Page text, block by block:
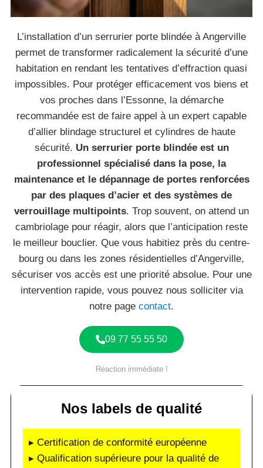
L’installation d’un serrurier porte blindée à Angerville
permet de transformer radicalement la sécurité d’une
habitation en rendant les tentatives d’effraction quasi
impossibles. Pour protéger efficacement vos biens et
vos proches dans l’Essonne, la démarche
recommandée est de faire appel à un expert capable
d’allier blindage structurel et cylindres de haute
sécurité. Un serrurier porte blindée est un
professionnel spécialisé dans la pose, la
maintenance et le dépannage de portes renforcées
par des plaques d’acier et des systèmes de
verrouillage multipoints. Trop souvent, on attend un
cambriolage pour réagir, alors que l’anticipation reste
le meilleur bouclier. Que vous habitiez près du centre-
bourg ou dans les zones résidentielles d’Angerville,
sécuriser vos accès est une priorité absolue. Pour une
intervention rapide, vous pouvez nous solliciter via
notre page contact.
09 77 55 55 50
Réaction immédiate !
Nos labels de qualité
▸ Certification de conformité européenne
▸ Qualification supérieure pour la qualité de